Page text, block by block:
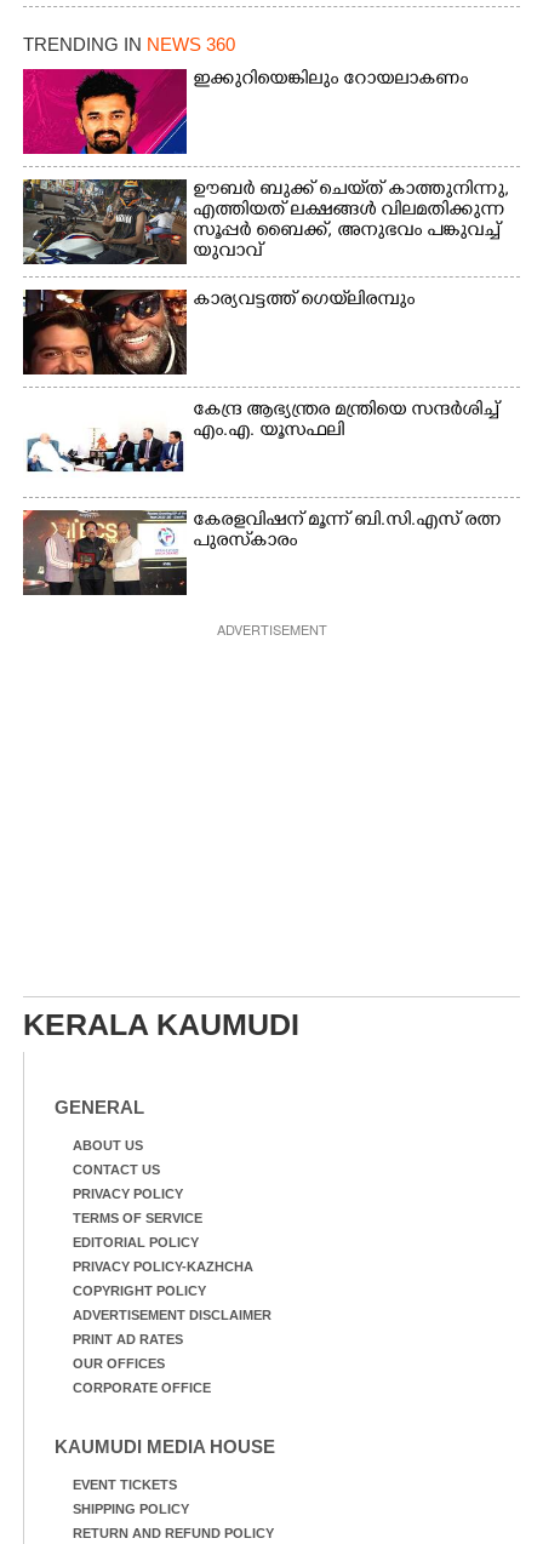
TRENDING IN NEWS 360
ഇക്കുറിയെങ്കിലും റോയലാകണം
ഊബർ ബുക്ക് ചെയ്‌ത് കാത്തുനിന്നു,​
എത്തിയത് ലക്ഷങ്ങൾ വിലമതിക്കുന്ന
സൂപ്പർ ബൈക്ക്,​ അനുഭവം പങ്കുവച്ച്
യുവാവ്
കാര്യവട്ടത്ത് ഗെയ്‌ലിരമ്പും
കേന്ദ്ര ആഭ്യന്ത്രര മന്ത്രിയെ സന്ദർശിച്ച്
എം.എ. യൂസഫലി
കേരളവിഷന് മൂന്ന് ബി.സി.എസ് രത്ന
പുരസ്‌കാരം
ADVERTISEMENT
KERALA KAUMUDI
GENERAL
ABOUT US
CONTACT US
PRIVACY POLICY
TERMS OF SERVICE
EDITORIAL POLICY
PRIVACY POLICY-KAZHCHA
COPYRIGHT POLICY
ADVERTISEMENT DISCLAIMER
PRINT AD RATES
OUR OFFICES
CORPORATE OFFICE
KAUMUDI MEDIA HOUSE
EVENT TICKETS
SHIPPING POLICY
RETURN AND REFUND POLICY